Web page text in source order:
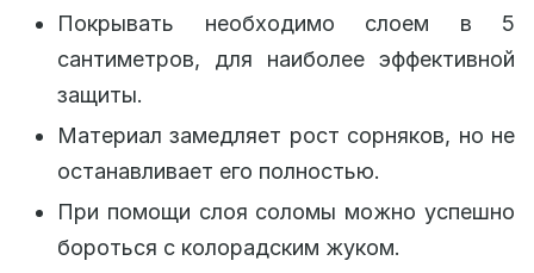
Покрывать необходимо слоем в 5
сантиметров, для наиболее эффективной
защиты.
Материал замедляет рост сорняков, но не
останавливает его полностью.
При помощи слоя соломы можно успешно
бороться с колорадским жуком.